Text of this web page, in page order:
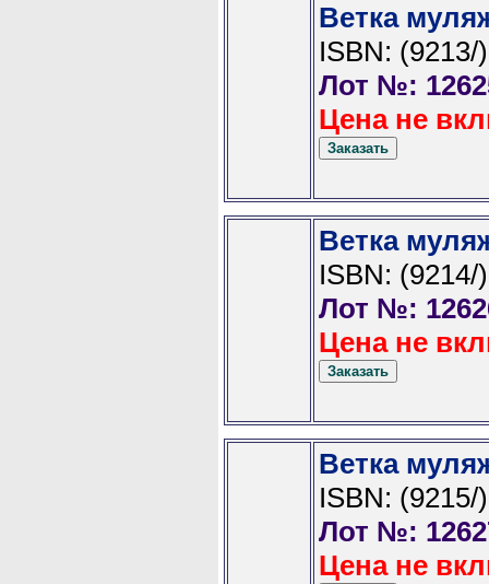
Ветка
ISBN: (9213/)
Лот №:
Цена не
Ветка
ISBN: (9214/)
Лот №:
Цена не
Ветка
ISBN: (9215/)
Лот №:
Цена не